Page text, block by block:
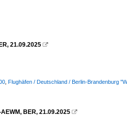
21.09.2025 
Flughäfen / Deutschland / Berlin-Brandenburg
BER, 21.09.2025 